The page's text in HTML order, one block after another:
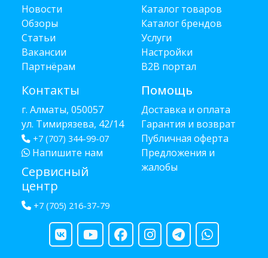
Новости
Обзоры
Статьи
Вакансии
Партнёрам
Контакты
г. Алматы, 050057
ул. Тимирязева, 42/14
+7 (707) 344-99-07
Напишите нам
Сервисный
центр
+7 (705) 216-37-79
Каталог товаров
Каталог брендов
Услуги
Настройки
B2B портал
Помощь
Доставка и оплата
Гарантия и возврат
Публичная оферта
Предложения и
жалобы